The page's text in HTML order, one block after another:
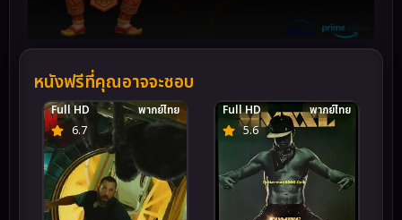
หนังฟรีที่คุณอาจจะชอบ
6.7
Full HD พากย์ไทย
5.6
Full HD พากย์ไทย